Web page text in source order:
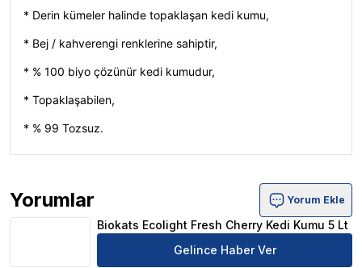
* Derin kümeler halinde topaklaşan kedi kumu,
* Bej / kahverengi renklerine sahiptir,
* % 100 biyo çözünür kedi kumudur,
* Topaklaşabilen,
* % 99 Tozsuz.
Yorumlar
Biokats Ecolight Fresh Cherry Kedi Kumu 5 Lt Ürün
Yorum Ekle
Biokats Ecolight Fresh Cherry Kedi Kumu 5 Lt
Gelince Haber Ver